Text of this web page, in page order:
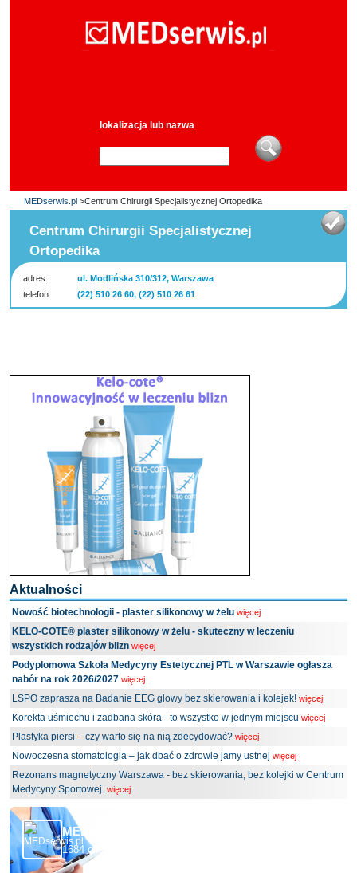
lokalizacja lub nazwa
MEDserwis.pl >Centrum Chirurgii Specjalistycznej Ortopedika
Centrum Chirurgii Specjalistycznej
Ortopedika
adres:
ul. Modlińska 310/312, Warszawa
telefon:
(22) 510 26 60, (22) 510 26 61
Aktualności
Nowość biotechnologii - plaster silikonowy w żelu więcej
KELO-COTE® plaster silikonowy w żelu - skuteczny w leczeniu
wszystkich rodzajów blizn więcej
Podyplomowa Szkoła Medycyny Estetycznej PTL w Warszawie ogłasza
nabór na rok 2026/2027 więcej
LSPO zaprasza na Badanie EEG głowy bez skierowania i kolejek! więcej
Korekta uśmiechu i zadbana skóra - to wszystko w jednym miejscu więcej
Plastyka piersi – czy warto się na nią zdecydować? więcej
Nowoczesna stomatologia – jak dbać o zdrowie jamy ustnej więcej
Rezonans magnetyczny Warszawa - bez skierowania, bez kolejki w Centrum
Medycyny Sportowej. więcej
MEDserwis.pl - Ogólnopolski Portal Medyczny
1684 obserwujących